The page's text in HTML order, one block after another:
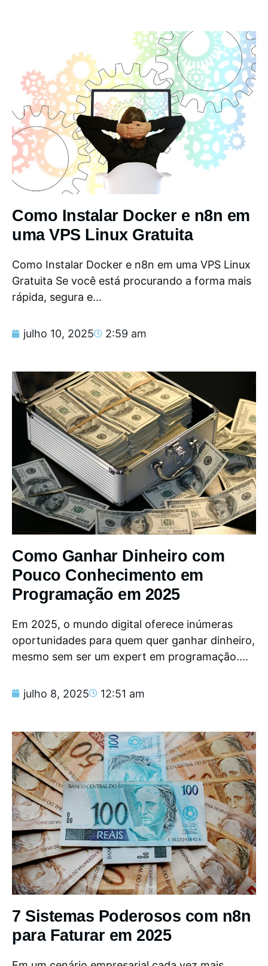
Como Instalar Docker e n8n em
uma VPS Linux Gratuita
Como Instalar Docker e n8n em uma VPS Linux
Gratuita Se você está procurando a forma mais
rápida, segura e...
julho 10, 2025 2:59 am
Como Ganhar Dinheiro com
Pouco Conhecimento em
Programação em 2025
Em 2025, o mundo digital oferece inúmeras
oportunidades para quem quer ganhar dinheiro,
mesmo sem ser um expert em programação....
julho 8, 2025 12:51 am
7 Sistemas Poderosos com n8n
para Faturar em 2025